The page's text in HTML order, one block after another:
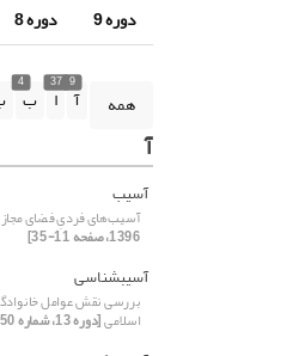
دوره 9
دوره 8
همه
9
آ
37
ا
4
ب
آ
آسیب
آسیب‌های فردیِ فضای
1396، صفحه 11-35]
آسیبشناسی
بررسی نقش عوامل
اسلامی[دوره 13، شماره 50، 1396، صفحه 185-209]